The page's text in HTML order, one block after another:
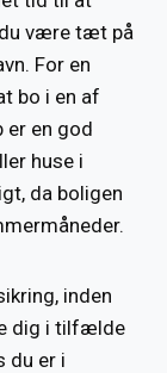
være tæt på
For en
bo i en af
er en god
huse i
da boligen
inden
dig i tilfælde
du er i